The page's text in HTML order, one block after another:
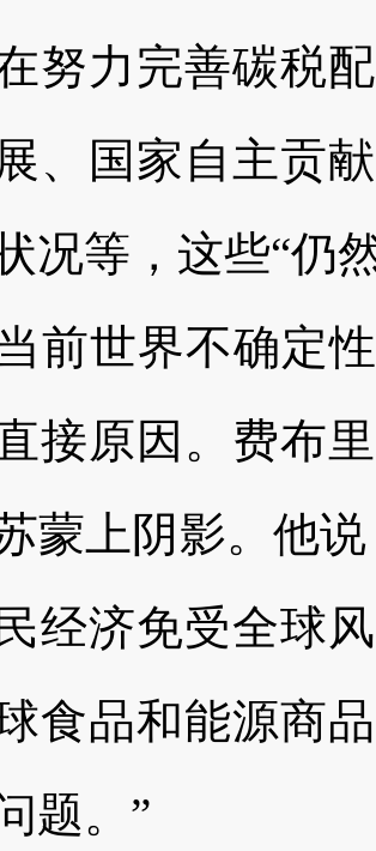
努力完善碳税
、国家自主贡
况等，这些“仍
世界不确定性
接原因。费布
蒙上阴影。他
经济免受全球
食品和能源商
题。”